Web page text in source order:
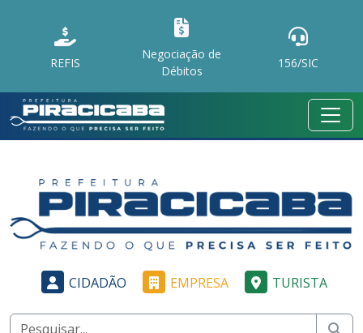
REFIS
Negociação de
Débitos
156/SIC
CIDADÃO EMPRESA TURISTA